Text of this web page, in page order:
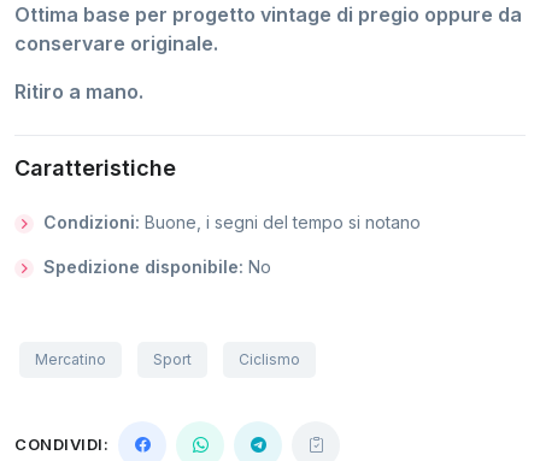
Ottima base per progetto vintage di pregio oppure da
conservare originale.
Ritiro a mano.
Caratteristiche
Condizioni: Buone, i segni del tempo si notano
Spedizione disponibile: No
Mercatino Sport Ciclismo
CONDIVIDI: